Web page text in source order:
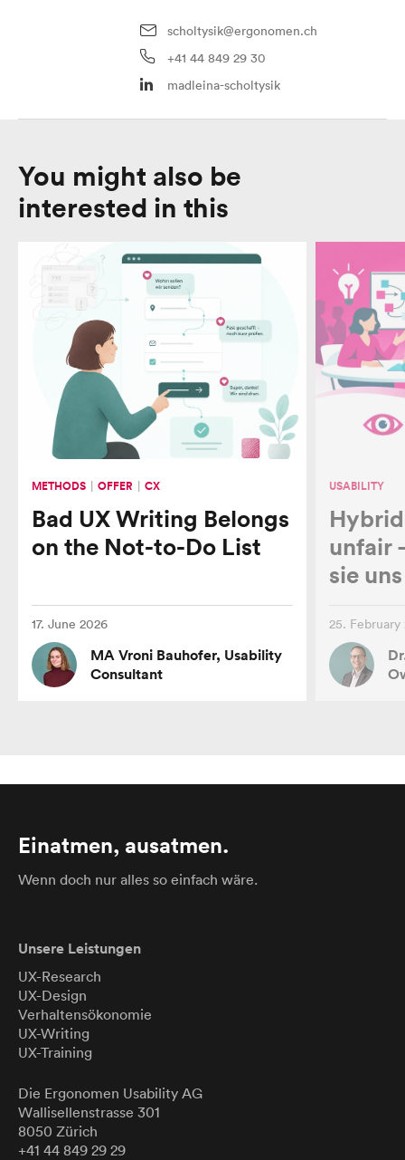
scholtysik@ergonomen.ch
+41 44 849 29 30
madleina-scholtysik
You might also be
interested in this
METHODS OFFER CX
Bad UX Writing Belongs
on the Not-to-Do List
17. June 2026
MA Vroni Bauhofer, Usability
Consultant
USABILITY
unfair
sie
25. February
Einatmen, ausatmen.
Wenn doch nur alles so einfach wäre.
Unsere Leistungen
UX-Research
UX-Design
Verhaltensökonomie
UX-Writing
UX-Training
Die Ergonomen Usability AG
Wallisellenstrasse 301
8050 Zürich
+41 44 849 29 29